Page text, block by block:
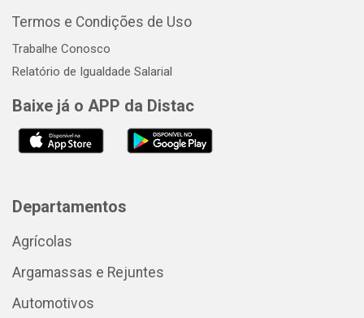
Termos e Condições de Uso
Trabalhe Conosco
Relatório de Igualdade Salarial
Baixe já o APP da Distac
Departamentos
Agrícolas
Argamassas e Rejuntes
Automotivos